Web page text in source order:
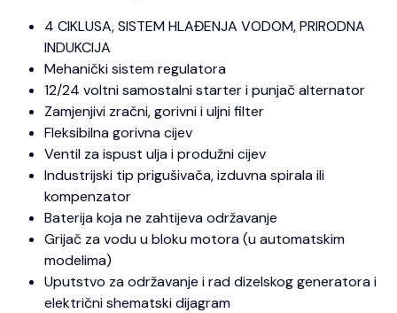
4 CIKLUSA, SISTEM HLAĐENJA VODOM, PRIRODNA
INDUKCIJA
Mehanički sistem regulatora
12/24 voltni samostalni starter i punjač alternator
Zamjenjivi zračni, gorivni i uljni filter
Fleksibilna gorivna cijev
Ventil za ispust ulja i produžni cijev
Industrijski tip prigušivača, izduvna spirala ili
kompenzator
Baterija koja ne zahtijeva održavanje
Grijač za vodu u bloku motora (u automatskim
modelima)
Uputstvo za održavanje i rad dizelskog generatora i
električni shematski dijagram